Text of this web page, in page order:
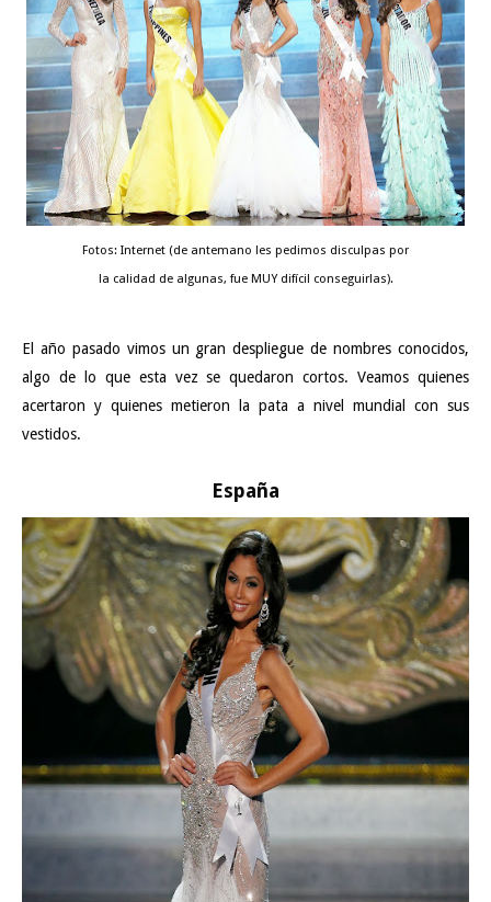
Fotos: Internet (de antemano les pedimos disculpas por
la calidad de algunas, fue MUY difícil conseguirlas).
El año pasado vimos un gran despliegue de nombres conocidos,
algo de lo que esta vez se quedaron cortos. Veamos quienes
acertaron y quienes metieron la pata a nivel mundial con sus
vestidos.
España